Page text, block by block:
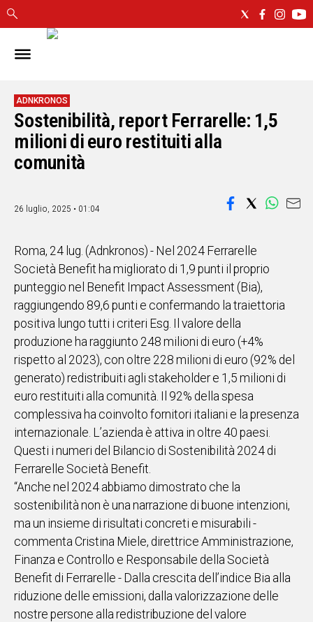
IN
CAGLIARI
SASSARI
NUORO
ORISTANO
SULCIS
OGLIASTRA
ALTRE
NOTIZIE
POLITICA
IN
ITALIA
NEL
MONDO
SPORT
EVENTI
STORIE
VIDEO
UNISCITI
WHATSAPP
ADNKRONOS
Sostenibilità, report Ferrarelle: 1,5
milioni di euro restituiti alla
comunità
26 luglio, 2025 • 01:04
Roma, 24 lug. (Adnkronos) - Nel 2024 Ferrarelle
Società Benefit ha migliorato di 1,9 punti il proprio
punteggio nel Benefit Impact Assessment (Bia),
raggiungendo 89,6 punti e confermando la traiettoria
positiva lungo tutti i criteri Esg. Il valore della
produzione ha raggiunto 248 milioni di euro (+4%
rispetto al 2023), con oltre 228 milioni di euro (92% del
generato) redistribuiti agli stakeholder e 1,5 milioni di
euro restituiti alla comunità. Il 92% della spesa
complessiva ha coinvolto fornitori italiani e la presenza
internazionale. L’azienda è attiva in oltre 40 paesi.
Questi i numeri del Bilancio di Sostenibilità 2024 di
Ferrarelle Società Benefit.
“Anche nel 2024 abbiamo dimostrato che la
sostenibilità non è una narrazione di buone intenzioni,
ma un insieme di risultati concreti e misurabili -
commenta Cristina Miele, direttrice Amministrazione,
Finanza e Controllo e Responsabile della Società
Benefit di Ferrarelle - Dalla crescita dell’indice Bia alla
riduzione delle emissioni, dalla valorizzazione delle
nostre persone alla redistribuzione del valore